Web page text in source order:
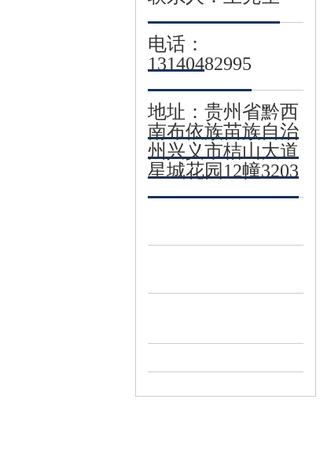
电话：
13140482995
地址：贵州省黔西
南布依族苗族自治
州兴义市桔山大道
星城花园12幢3203